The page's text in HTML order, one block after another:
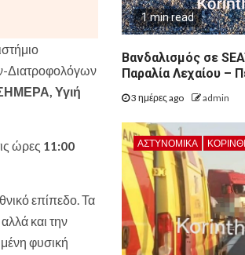
Διατροφολόγων
ΣΗΜΕΡΑ, Υγιή
ώρες 11:00
επίπεδο. Τα
και την
φυσική
1 min read
Βανδαλισμός σε
Παραλία Λεχαίου –
3 ημέρες ago admin
ΑΣΤΥΝΟΜΙΚΑ